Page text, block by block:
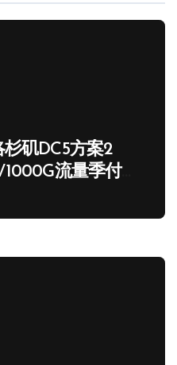
矶DC5方案2
1000G流量季付